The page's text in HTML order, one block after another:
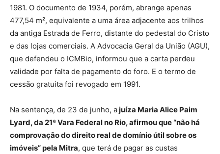
1981. O documento de 1934, porém, abrange apenas
477,54 m², equivalente a uma área adjacente aos trilhos
da antiga Estrada de Ferro, distante do pedestal do Cristo
e das lojas comerciais. A Advocacia Geral da União (AGU),
que defendeu o ICMBio, informou que a carta perdeu
validade por falta de pagamento do foro. E o termo de
cessão gratuita foi revogado em 1991.
Na sentença, de 23 de junho, ajuíza Maria Alice Paim
Lyard, da 21ª Vara Federal no Rio, afirmou que “não há
comprovação do direito real de domínio útil sobre os
imóveis” pela Mitra, que terá de pagar as custas